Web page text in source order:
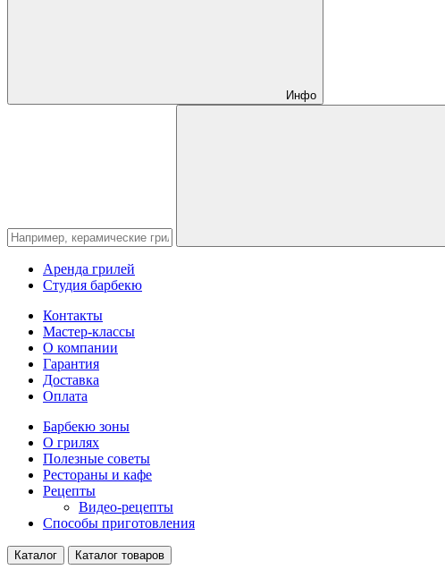
Инфо
Аренда грилей
Студия барбекю
Контакты
Мастер-классы
О компании
Гарантия
Доставка
Оплата
Барбекю зоны
О грилях
Полезные советы
Рестораны и кафе
Рецепты
Видео-рецепты
Способы приготовления
Каталог Каталог товаров